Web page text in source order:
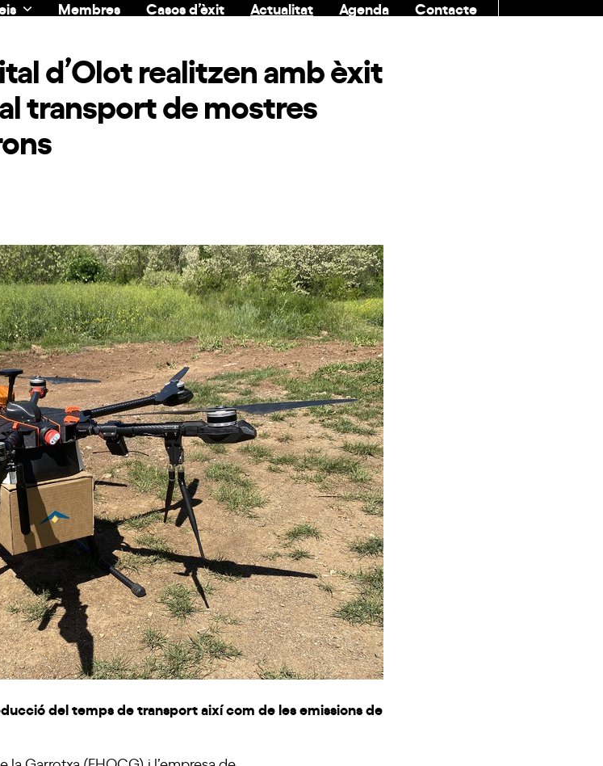
Membres Casos d’èxit Actualitat Agenda
Contacte
d’Olot realitzen amb èxit
transport de mostres
del temps de transport així com de les emissions de